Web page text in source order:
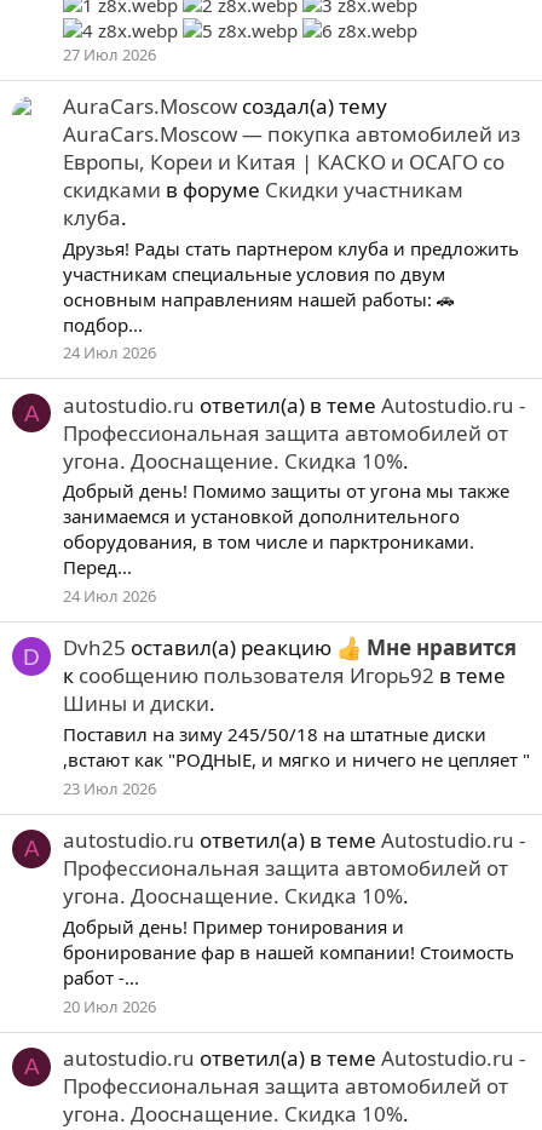
27 Июл 2026
AuraCars.Moscow создал(а) тему
AuraCars.Moscow — покупка автомобилей из
Европы, Кореи и Китая | КАСКО и ОСАГО со
скидками в форуме Скидки участникам
клуба.
Друзья! Рады стать партнером клуба и предложить
участникам специальные условия по двум
основным направлениям нашей работы: 🚗
подбор...
24 Июл 2026
A autostudio.ru ответил(а) в теме Autostudio.ru -
Профессиональная защита автомобилей от
угона. Дооснащение. Скидка 10%.
Добрый день! Помимо защиты от угона мы также
занимаемся и установкой дополнительного
оборудования, в том числе и парктрониками.
Перед...
24 Июл 2026
D Dvh25 оставил(а) реакцию
Мне нравится
к сообщению пользователя Игорь92 в теме
Шины и диски.
Поставил на зиму 245/50/18 на штатные диски
,встают как "РОДНЫЕ, и мягко и ничего не цепляет "
23 Июл 2026
A autostudio.ru ответил(а) в теме Autostudio.ru -
Профессиональная защита автомобилей от
угона. Дооснащение. Скидка 10%.
Добрый день! Пример тонирования и
бронирование фар в нашей компании! Стоимость
работ -...
20 Июл 2026
A autostudio.ru ответил(а) в теме Autostudio.ru -
Профессиональная защита автомобилей от
угона. Дооснащение. Скидка 10%.